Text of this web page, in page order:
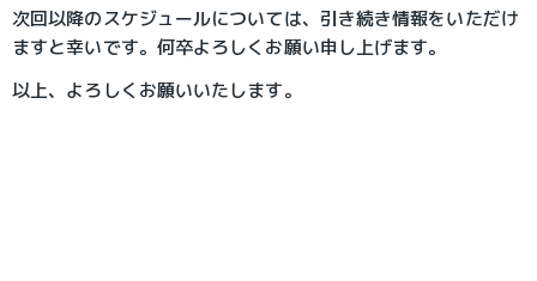
次回以降のスケジュールについては、引き続き情報をいただけ
ますと幸いです。何卒よろしくお願い申し上げます。
以上、よろしくお願いいたします。